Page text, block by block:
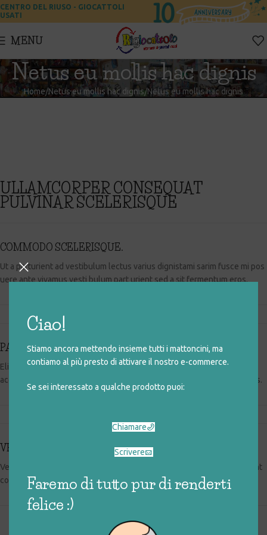
Ciao!
Stiamo ancora mettendo insieme tutti i mattoncini, ma
contiamo al più presto di attivare il nostro e-commerce.
Se sei interessato a qualche prodotto puoi:
Chiamare
Scrivere
Faremo di tutto pur di renderti
felice :)
CENTRO DEL RIUSO - GIOCATTOLI
USATI
MENU
Netus eu mollis hac dignis
Home Netus eu mollis hac dignis Netus eu mollis hac dignis
ULLAMCORPER CONSEQUAT
PULVINAR SCELERISQUE
COMMODO SCELERISQUE.
Ut a parturient ad vestibulum lectus varius dignistami sarim fusce mi pos
uere ante vivamus vesti bulum part urient sed a sit fermentum eros.
PARTURIENT FRINGILLA.
Elit suspendisse ut in senectus in vivamus magnis adipiscing placerat
accumsan laoreet nec penatibus a vel ut ipsum platea diam proin facilis.
VESTIBULUM CONSECTETUR.
Vestibulum nam lobortis scelerisque eu mi leo orci placerat a parturient
congue non commodo felis in dui lacinia potenti aptent torquent mia.